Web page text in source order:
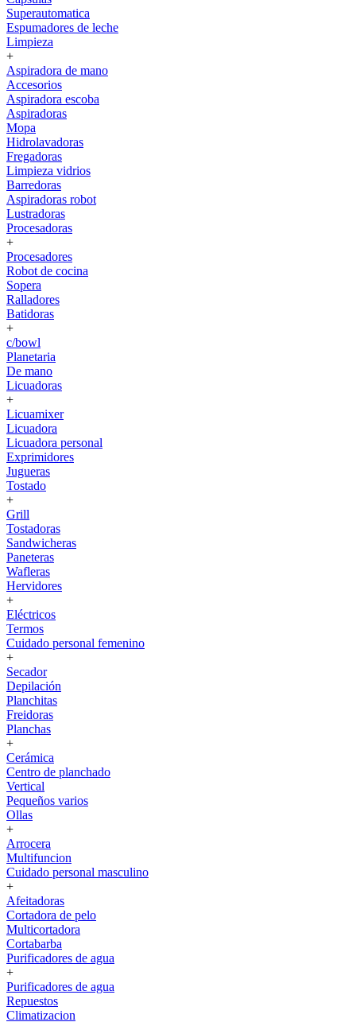
Superautomatica
Espumadores de leche
Limpieza
+
Aspiradora de mano
Accesorios
Aspiradora escoba
Aspiradoras
Mopa
Hidrolavadoras
Fregadoras
Limpieza vidrios
Barredoras
Aspiradoras robot
Lustradoras
Procesadoras
+
Procesadores
Robot de cocina
Sopera
Ralladores
Batidoras
+
c/bowl
Planetaria
De mano
Licuadoras
+
Licuamixer
Licuadora
Licuadora personal
Exprimidores
Jugueras
Tostado
+
Grill
Tostadoras
Sandwicheras
Paneteras
Wafleras
Hervidores
+
Eléctricos
Termos
Cuidado personal femenino
+
Secador
Depilación
Planchitas
Freidoras
Planchas
+
Cerámica
Centro de planchado
Vertical
Pequeños varios
Ollas
+
Arrocera
Multifuncion
Cuidado personal masculino
+
Afeitadoras
Cortadora de pelo
Multicortadora
Cortabarba
Purificadores de agua
+
Purificadores de agua
Repuestos
Climatizacion